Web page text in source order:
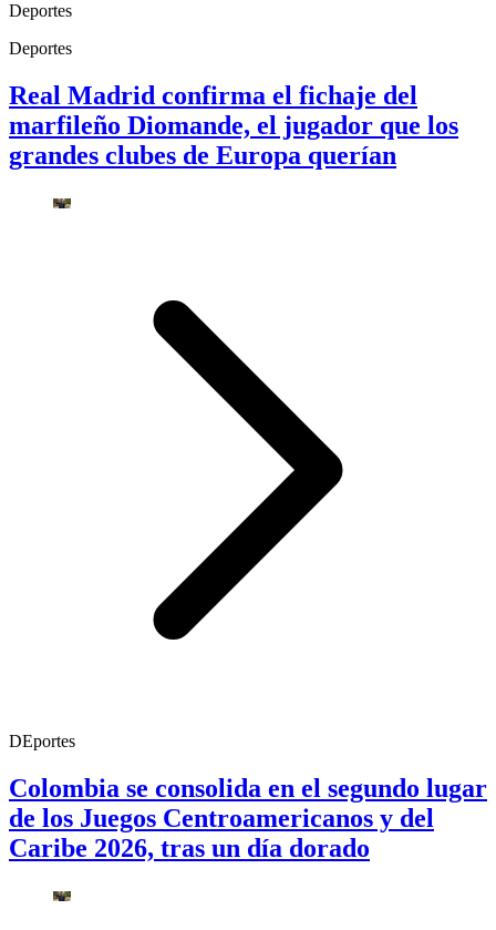
Deportes
Deportes
Real Madrid confirma el fichaje del
marfileño Diomande, el jugador que los
grandes clubes de Europa querían
DEportes
Colombia se consolida en el segundo lugar
de los Juegos Centroamericanos y del
Caribe 2026, tras un día dorado